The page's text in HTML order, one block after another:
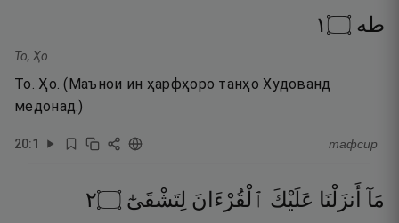
طه ۝١
То, Ҳо.
То. Ҳо. (Маънои ин ҳарфҳоро танҳо Худованд
медонад.)
20:1 тафсир
مَآ أَنزَلْنَا عَلَيْكَ ٱلْقُرْءَانَ لِتَشْقَىٰٓ ۝٢